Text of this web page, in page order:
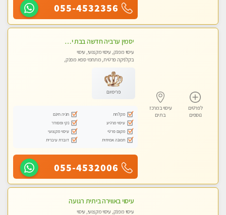
055-4532356
לפרטים
נוספים
עיסוי במרכז
בת ים
יסמין ערביה חדשה בבת ים חדש חדש .כל סוגי העיסויים במקום הכי מושלם בעיר בת ים . highly recommended..new in the city
עיסוי מפנק, עיסוי מקצועי, עיסוי
בקלניקה פרטית, מתחמי ספא מפנק,
טנטרה
פרימיום
מקלחת
חניה חינם
עיסוי מרגיע
נקי ומסודר
מקום פרטי
עיסוי מקצועי
תמונה אמיתית
דוברת עיברית
055-4532006
עיסוי באווירה ביתית רגועה
עיסוי מפנק, עיסוי מקצועי, עיסוי